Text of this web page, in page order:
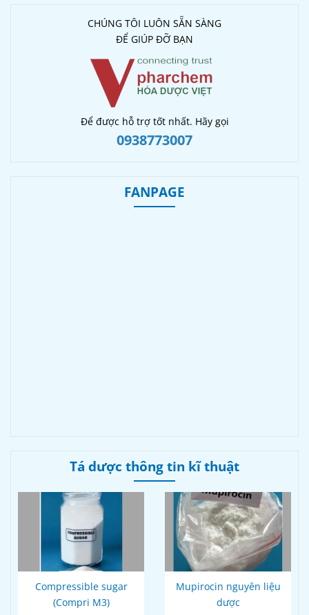
CHÚNG TÔI LUÔN SẴN SÀNG
ĐỂ GIÚP ĐỠ BẠN
Để được hỗ trợ tốt nhất. Hãy gọi
0938773007
FANPAGE
Tá dược thông tin kĩ thuật
Compressible sugar
(Compri M3)
Mupirocin nguyên liệu
dược